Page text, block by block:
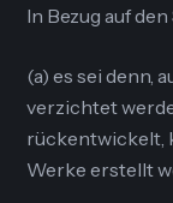
In Bezug auf
(a) es sei denn,
verzichtet
rückentwickelt,
Werke erstellt